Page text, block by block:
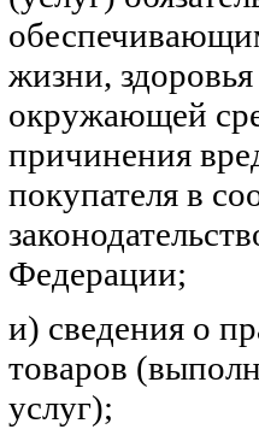
жизни,
окружающей
причинения
покупателя в
Федерации;
и) сведения о
товаров
услуг);